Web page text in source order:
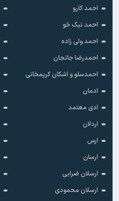
احمد کارو
احمد نیک خو
احمد ولی زاده
احمدرضا جانجان
احمدسلو و اشکان کریمخانی
ادمان
ادی معتمد
اردلان
ارس
ارسان
ارسلان ضرابی
ارسلان محمودی